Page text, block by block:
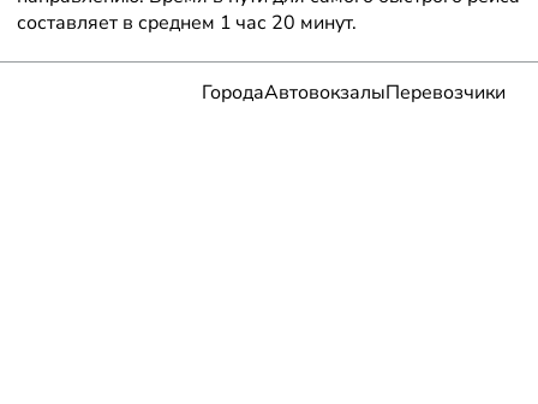
составляет в среднем 1 час 20 минут.
ГородаАвтовокзалыПеревозчики